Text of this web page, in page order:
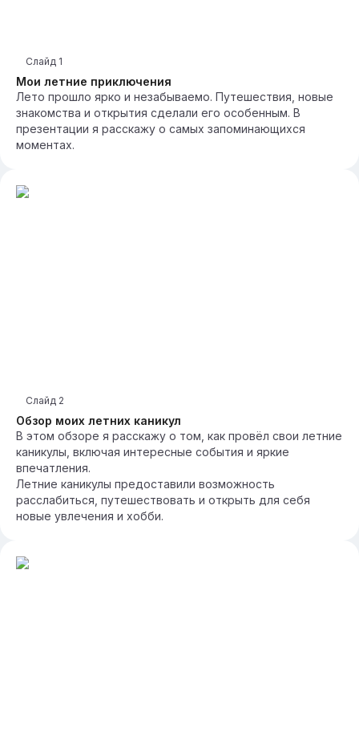
Мои летние приключения
Слайд 1
Лето прошло ярко и незабываемо. Путешествия, новые
знакомства и открытия сделали его особенным. В
презентации я расскажу о самых запоминающихся
моментах.
Обзор моих летних каникул
Слайд 2
В этом обзоре я расскажу о том, как провёл свои летние
каникулы, включая интересные события и яркие
впечатления.
Летние каникулы предоставили возможность
расслабиться, путешествовать и открыть для себя
новые увлечения и хобби.